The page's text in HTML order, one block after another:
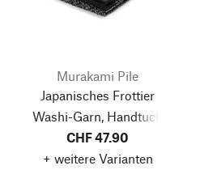
Murakami Pile
Japanisches Frottier
Washi-Garn, Handtuch
CHF 47.90
+ weitere Varianten